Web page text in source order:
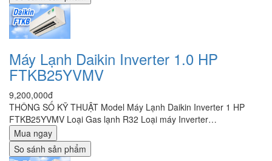
Máy Lạnh Daikin Inverter 1.0 HP
FTKB25YVMV
9,200,000đ
THÔNG SỐ KỸ THUẬT Model Máy Lạnh Daikin Inverter 1 HP
FTKB25YVMV Loại Gas lạnh R32 Loại máy Inverter…
Mua ngay
So sánh sản phẩm